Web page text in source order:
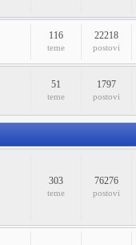
116
teme
22218
postovi
51
teme
1797
postovi
303
teme
76276
postovi